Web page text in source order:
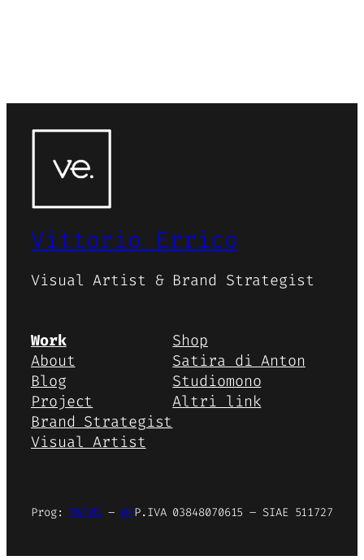
Vittorio Errico
Visual Artist & Brand Strategist
Work
About
Blog
Project
Brand Strategist
Visual Artist
Shop
Satira di Anton
Studiomono
Altri link
Prog:TWTW5 – WPP.IVA 03848070615 – SIAE 511727